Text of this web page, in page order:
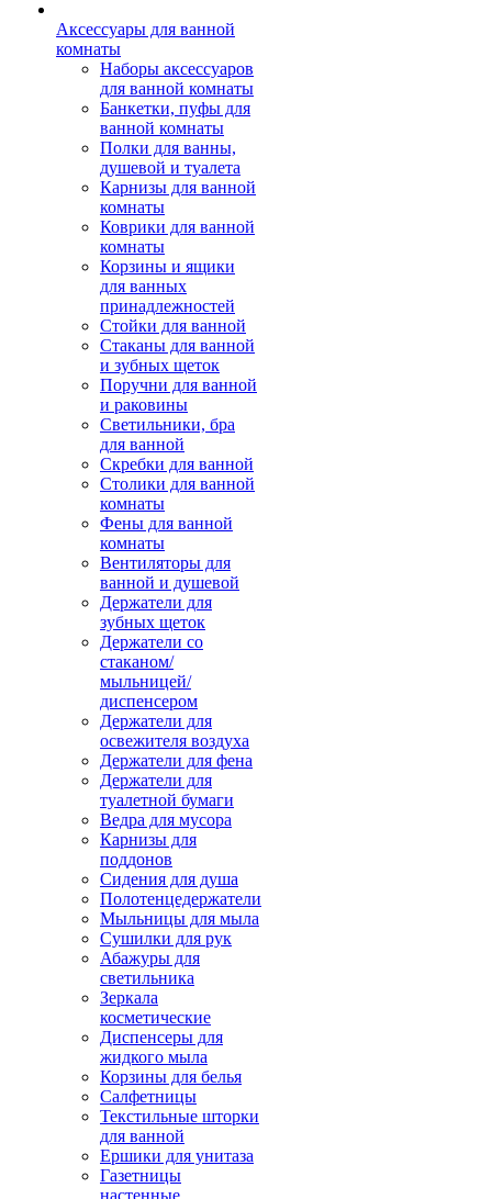
Аксессуары для ванной
комнаты
Наборы аксессуаров
для ванной комнаты
Банкетки, пуфы для
ванной комнаты
Полки для ванны,
душевой и туалета
Карнизы для ванной
комнаты
Коврики для ванной
комнаты
Корзины и ящики
для ванных
принадлежностей
Стойки для ванной
Стаканы для ванной
и зубных щеток
Поручни для ванной
и раковины
Светильники, бра
для ванной
Скребки для ванной
Столики для ванной
комнаты
Фены для ванной
комнаты
Вентиляторы для
ванной и душевой
Держатели для
зубных щеток
Держатели со
стаканом/
мыльницей/
диспенсером
Держатели для
освежителя воздуха
Держатели для фена
Держатели для
туалетной бумаги
Ведра для мусора
Карнизы для
поддонов
Сидения для душа
Полотенцедержатели
Мыльницы для мыла
Сушилки для рук
Абажуры для
светильника
Зеркала
косметические
Диспенсеры для
жидкого мыла
Корзины для белья
Салфетницы
Текстильные шторки
для ванной
Ершики для унитаза
Газетницы
настенные